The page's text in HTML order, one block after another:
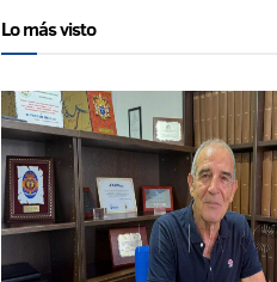
Lo más visto